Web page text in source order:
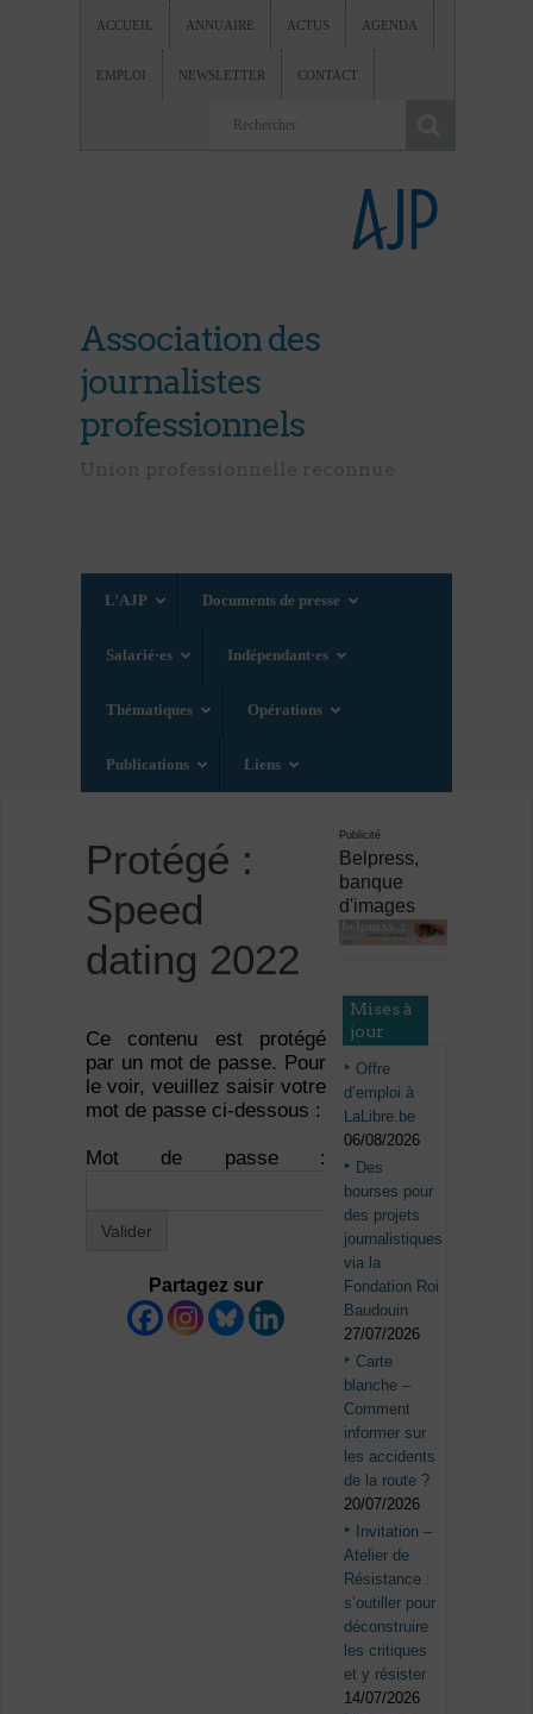
ACCUEIL ANNUAIRE ACTUS AGENDA
EMPLOI NEWSLETTER CONTACT
Association des
journalistes
professionnels
L’AJP Documents de presse
Salarié·es Indépendant·es
Thématiques Opérations
Publications Liens
Protégé :
Speed
dating 2022
Ce contenu est protégé
par un mot de passe. Pour
le voir, veuillez saisir votre
mot de passe ci-dessous :
Mot de passe :
Partagez sur
Publicité
Belpress,
banque
d'images
Mises à
jour
Offre
d’emploi à
LaLibre.be
06/08/2026
Des
bourses pour
des projets
journalistiques
via la
Fondation Roi
Baudouin
27/07/2026
Carte
blanche –
Comment
informer sur
les accidents
de la route ?
20/07/2026
Invitation –
Atelier de
Résistance :
s’outiller pour
déconstruire
les critiques
et y résister
14/07/2026